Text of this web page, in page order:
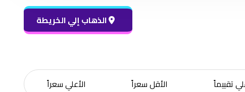
الذهاب إلي الخريطة
تقييماً الأقل سعراً الأعلي سعراً